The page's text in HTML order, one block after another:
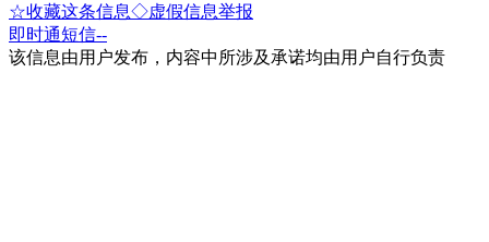
☆收藏这条信息◇虚假信息举报
即时通短信--
该信息由用户发布，内容中所涉及承诺均由用户自行负责